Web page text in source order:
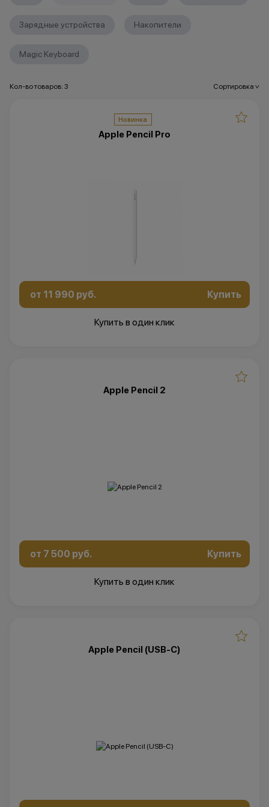
Зарядные устройства Накопители
Magic Keyboard
Кол-во товаров: 3 Сортировка>
Новинка
Apple Pencil Pro
от 11 990 руб. Купить
Купить в один клик
Apple Pencil 2
от 7 500 руб. Купить
Купить в один клик
Apple Pencil (USB-C)